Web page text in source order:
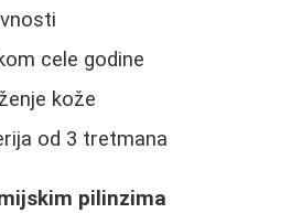
cele godine
kože
od 3 tretmana
pilinzima